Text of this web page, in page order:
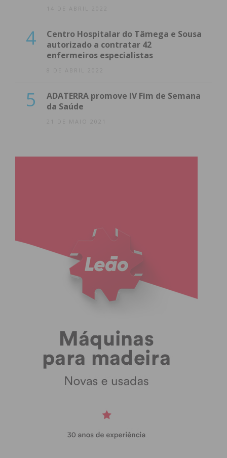
14 DE ABRIL 2022
4
Centro Hospitalar do Tâmega e Sousa
autorizado a contratar 42
enfermeiros especialistas
8 DE ABRIL 2022
5
ADATERRA promove IV Fim de Semana
da Saúde
21 DE MAIO 2021